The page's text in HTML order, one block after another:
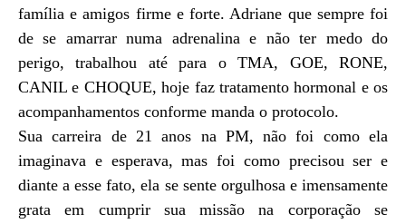
família e amigos firme e forte. Adriane que sempre foi
de se amarrar numa adrenalina e não ter medo do
perigo, trabalhou até para o TMA, GOE, RONE,
CANIL e CHOQUE, hoje faz tratamento hormonal e os
acompanhamentos conforme manda o protocolo.
Sua carreira de 21 anos na PM, não foi como ela
imaginava e esperava, mas foi como precisou ser e
diante a esse fato, ela se sente orgulhosa e imensamente
grata em cumprir sua missão na corporação se